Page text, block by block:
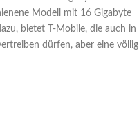
Modell mit 16 Gigabyte
bietet T-Mobile, die auch in
dürfen, aber eine völlig